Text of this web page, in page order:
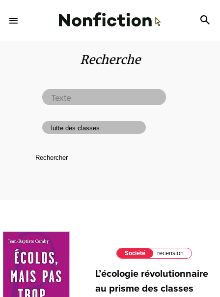
Recherche
Société recension
L’écologie révolutionnaire
au prisme des classes